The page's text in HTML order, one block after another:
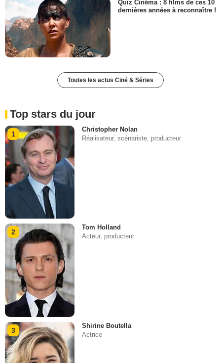
Quiz Cinéma : 8 films de ces 10
dernières années à reconnaître !
Toutes les actus Ciné & Séries
Top stars du jour
1
Christopher Nolan
Réalisateur, scénariste, producteur
2
Tom Holland
Acteur, producteur
3
Shirine Boutella
Actrice